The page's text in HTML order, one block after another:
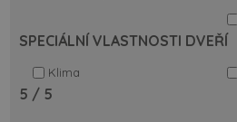
SPECIÁLNÍ VLASTNOSTI DVEŘÍ
Klima
5 / 5